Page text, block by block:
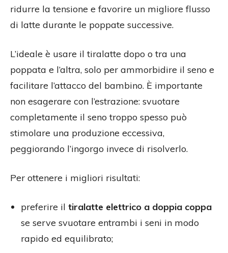
ridurre la tensione e favorire un migliore flusso
di latte durante le poppate successive.
L’ideale è usare il tiralatte dopo o tra una
poppata e l’altra, solo per ammorbidire il seno e
facilitare l’attacco del bambino. È importante
non esagerare con l’estrazione: svuotare
completamente il seno troppo spesso può
stimolare una produzione eccessiva,
peggiorando l’ingorgo invece di risolverlo.
Per ottenere i migliori risultati:
preferire il tiralatte elettrico a doppia coppa
se serve svuotare entrambi i seni in modo
rapido ed equilibrato;